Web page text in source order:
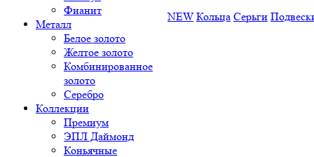
Фианит
Металл
Белое золото
Желтое золото
Комбинированное
золото
Серебро
Коллекции
Премиум
ЭПЛ Даймонд
Коньячные
NEW Кольца Серьги